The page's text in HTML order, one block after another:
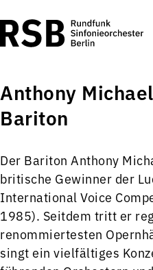
Anthony
Bariton
Der Bariton Anthony
britische Gewinner der
International Voice
1985). Seitdem tritt er
renommiertesten
singt ein vielfältiges